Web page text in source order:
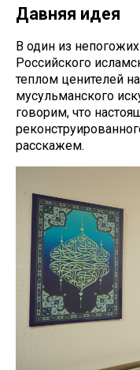
Давняя идея
В один из
Российского
теплом ценителей
мусульманского
говорим, что
расскажем.